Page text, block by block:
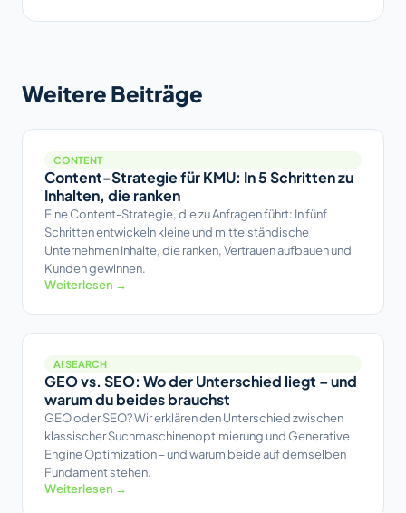
Weitere Beiträge
CONTENT
Content-Strategie für KMU: In 5 Schritten zu
Inhalten, die ranken
Eine Content-Strategie, die zu Anfragen führt: In fünf
Schritten entwickeln kleine und mittelständische
Unternehmen Inhalte, die ranken, Vertrauen aufbauen und
Kunden gewinnen.
Weiterlesen →
AI SEARCH
GEO vs. SEO: Wo der Unterschied liegt – und
warum du beides brauchst
GEO oder SEO? Wir erklären den Unterschied zwischen
klassischer Suchmaschinenoptimierung und Generative
Engine Optimization – und warum beide auf demselben
Fundament stehen.
Weiterlesen →